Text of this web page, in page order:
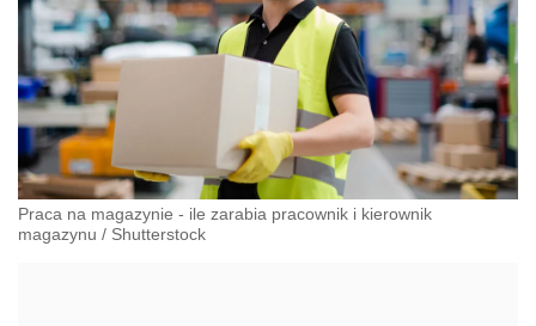
Praca na magazynie - ile zarabia pracownik i kierownik
magazynu / Shutterstock